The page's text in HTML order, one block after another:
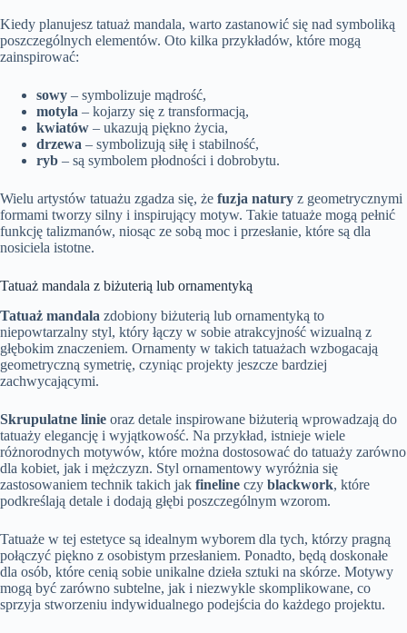
Kiedy planujesz tatuaż mandala, warto zastanowić się nad symboliką
poszczególnych elementów. Oto kilka przykładów, które mogą
zainspirować:
sowy – symbolizuje mądrość,
motyla – kojarzy się z transformacją,
kwiatów – ukazują piękno życia,
drzewa – symbolizują siłę i stabilność,
ryb – są symbolem płodności i dobrobytu.
Wielu artystów tatuażu zgadza się, że fuzja natury z geometrycznymi
formami tworzy silny i inspirujący motyw. Takie tatuaże mogą pełnić
funkcję talizmanów, niosąc ze sobą moc i przesłanie, które są dla
nosiciela istotne.
Tatuaż mandala z biżuterią lub ornamentyką
Tatuaż mandala zdobiony biżuterią lub ornamentyką to
niepowtarzalny styl, który łączy w sobie atrakcyjność wizualną z
głębokim znaczeniem. Ornamenty w takich tatuażach wzbogacają
geometryczną symetrię, czyniąc projekty jeszcze bardziej
zachwycającymi.
Skrupulatne linie oraz detale inspirowane biżuterią wprowadzają do
tatuaży elegancję i wyjątkowość. Na przykład, istnieje wiele
różnorodnych motywów, które można dostosować do tatuaży zarówno
dla kobiet, jak i mężczyzn. Styl ornamentowy wyróżnia się
zastosowaniem technik takich jak fineline czy blackwork, które
podkreślają detale i dodają głębi poszczególnym wzorom.
Tatuaże w tej estetyce są idealnym wyborem dla tych, którzy pragną
połączyć piękno z osobistym przesłaniem. Ponadto, będą doskonałe
dla osób, które cenią sobie unikalne dzieła sztuki na skórze. Motywy
mogą być zarówno subtelne, jak i niezwykle skomplikowane, co
sprzyja stworzeniu indywidualnego podejścia do każdego projektu.